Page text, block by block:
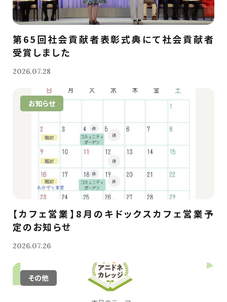
第65回社会貢献者表彰式典にて社会貢献者
受賞しました
2026.07.28
お知らせ
【カフェ営業】8月のキドックスカフェ営業予
定のお知らせ
2026.07.26
その他